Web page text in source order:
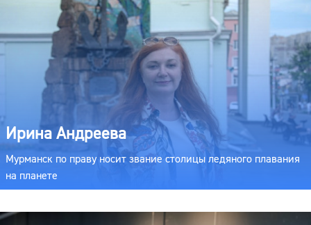
Ирина Андреева
Мурманск по праву носит звание столицы ледяного плавания
на планете